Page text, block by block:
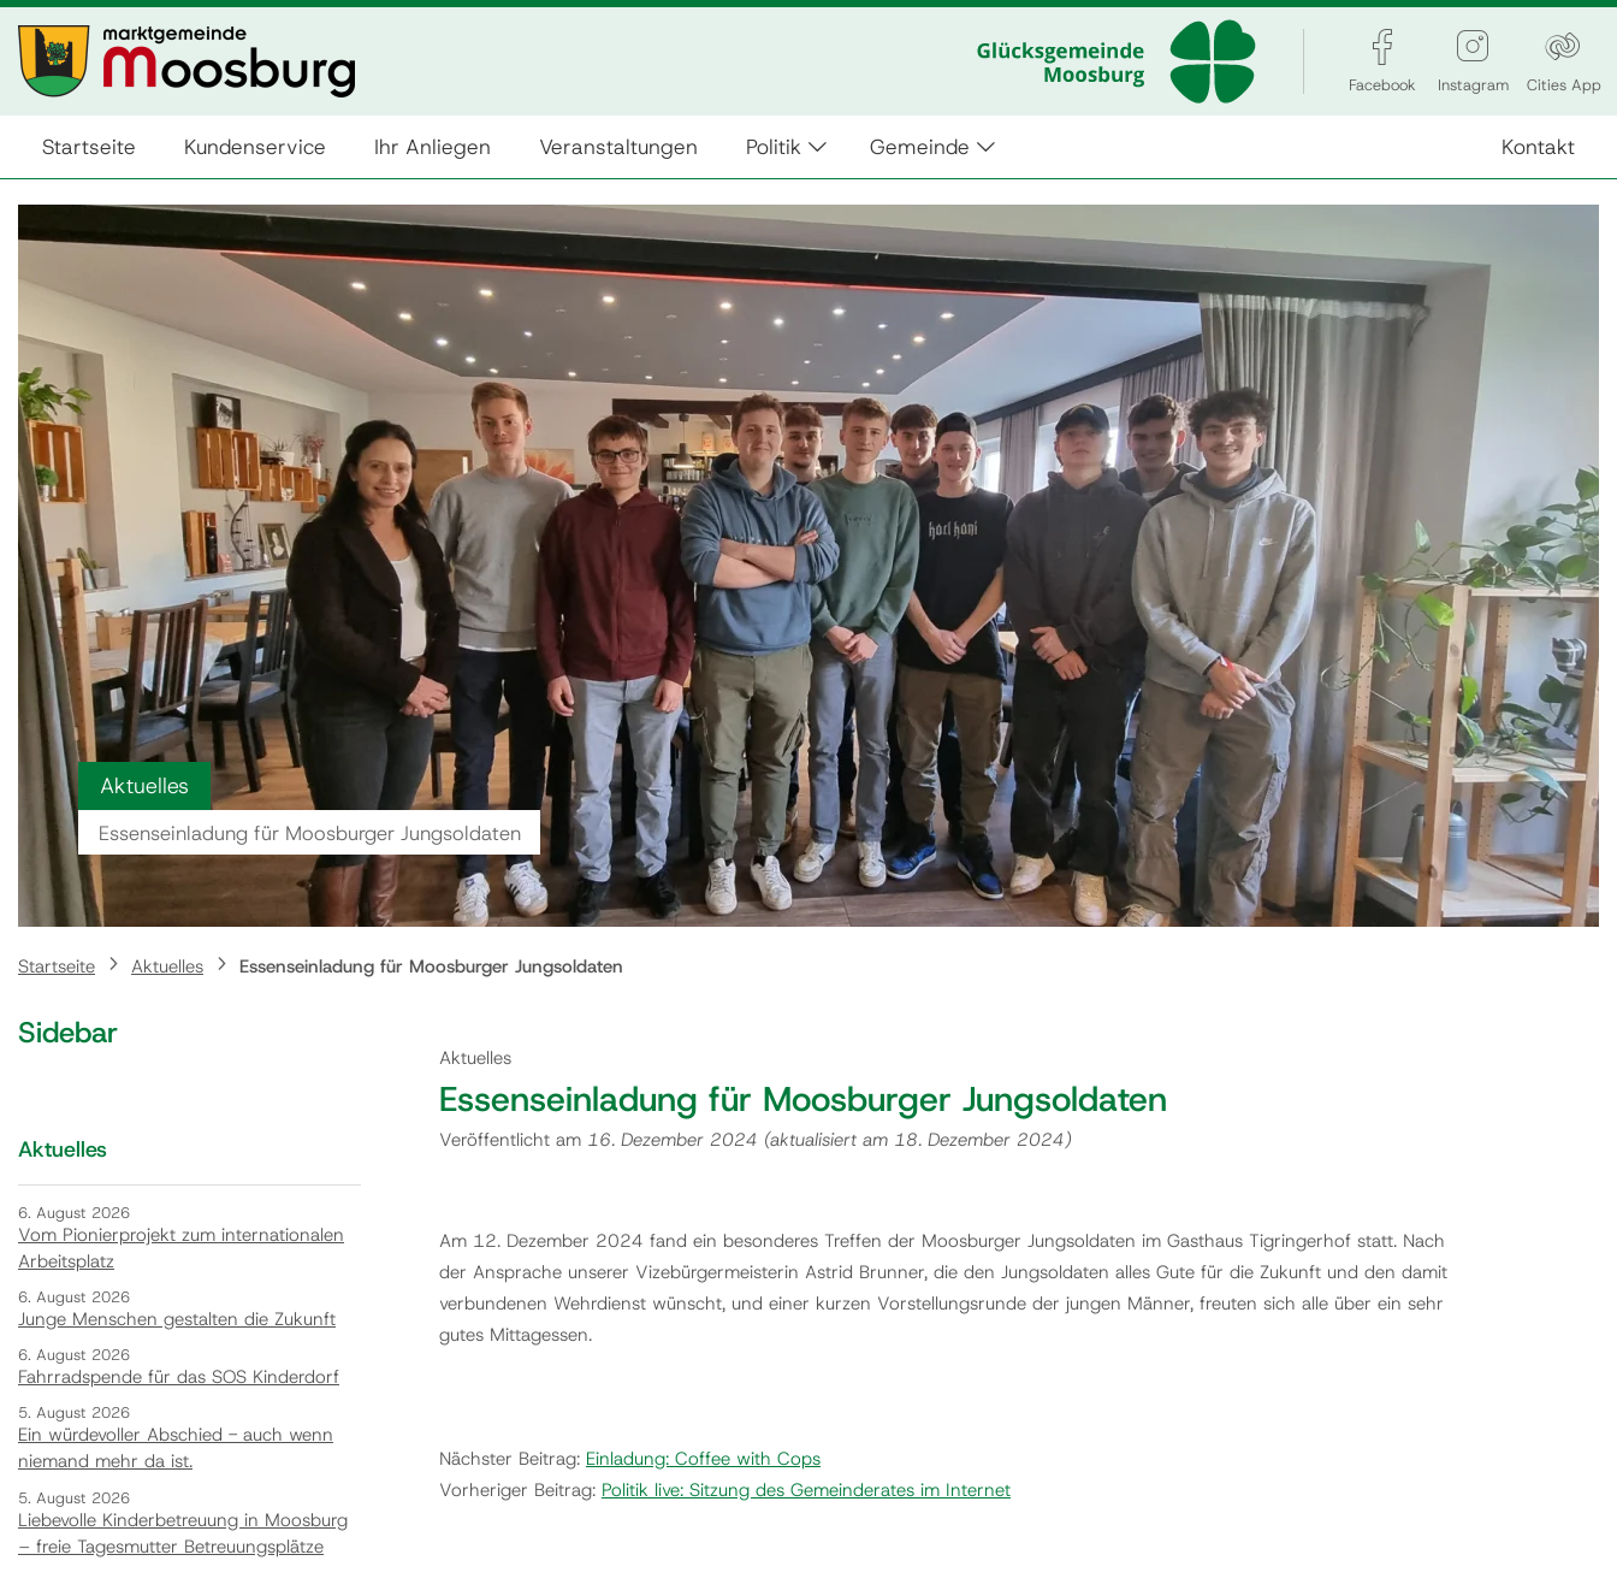
Facebook Instagram Cities App
Startseite Kundenservice Ihr Anliegen Veranstaltungen Politik Gemeinde Kontakt
Aktuelles
Essenseinladung für Moosburger Jungsoldaten
Startseite Aktuelles Essenseinladung für Moosburger Jungsoldaten
Aktuelles
Essenseinladung für Moosburger Jungsoldaten
Veröffentlicht am 16. Dezember 2024 (aktualisiert am 18. Dezember 2024)
Am 12. Dezember 2024 fand ein besonderes Treffen der Moosburger Jungsoldaten im Gasthaus Tigringerhof statt. Nach
der Ansprache unserer Vizebürgermeisterin Astrid Brunner, die den Jungsoldaten alles Gute für die Zukunft und den damit
verbundenen Wehrdienst wünscht, und einer kurzen Vorstellungsrunde der jungen Männer, freuten sich alle über ein sehr
gutes Mittagessen.
Nächster Beitrag: Einladung: Coffee with Cops
Vorheriger Beitrag: Politik live: Sitzung des Gemeinderates im Internet
Sidebar
Aktuelles
6. August 2026
Vom Pionierprojekt zum internationalen
Arbeitsplatz
6. August 2026
Junge Menschen gestalten die Zukunft
6. August 2026
Fahrradspende für das SOS Kinderdorf
5. August 2026
Ein würdevoller Abschied - auch wenn
niemand mehr da ist.
5. August 2026
Liebevolle Kinderbetreuung in Moosburg
– freie Tagesmutter Betreuungsplätze